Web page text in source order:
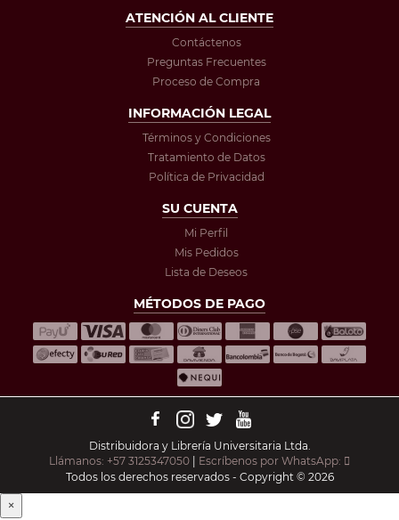
ATENCIÓN AL CLIENTE
Contáctenos
Preguntas Frecuentes
Proceso de Compra
INFORMACIÓN LEGAL
Términos y Condiciones
Tratamiento de Datos
Política de Privacidad
SU CUENTA
Mi Perfil
Mis Pedidos
Lista de Deseos
MÉTODOS DE PAGO
Distribuidora y Librería Universitaria Ltda.
Llámanos: +57 3125347050
Escríbenos por WhatsApp:
Todos los derechos reservados - Copyright © 2026
×